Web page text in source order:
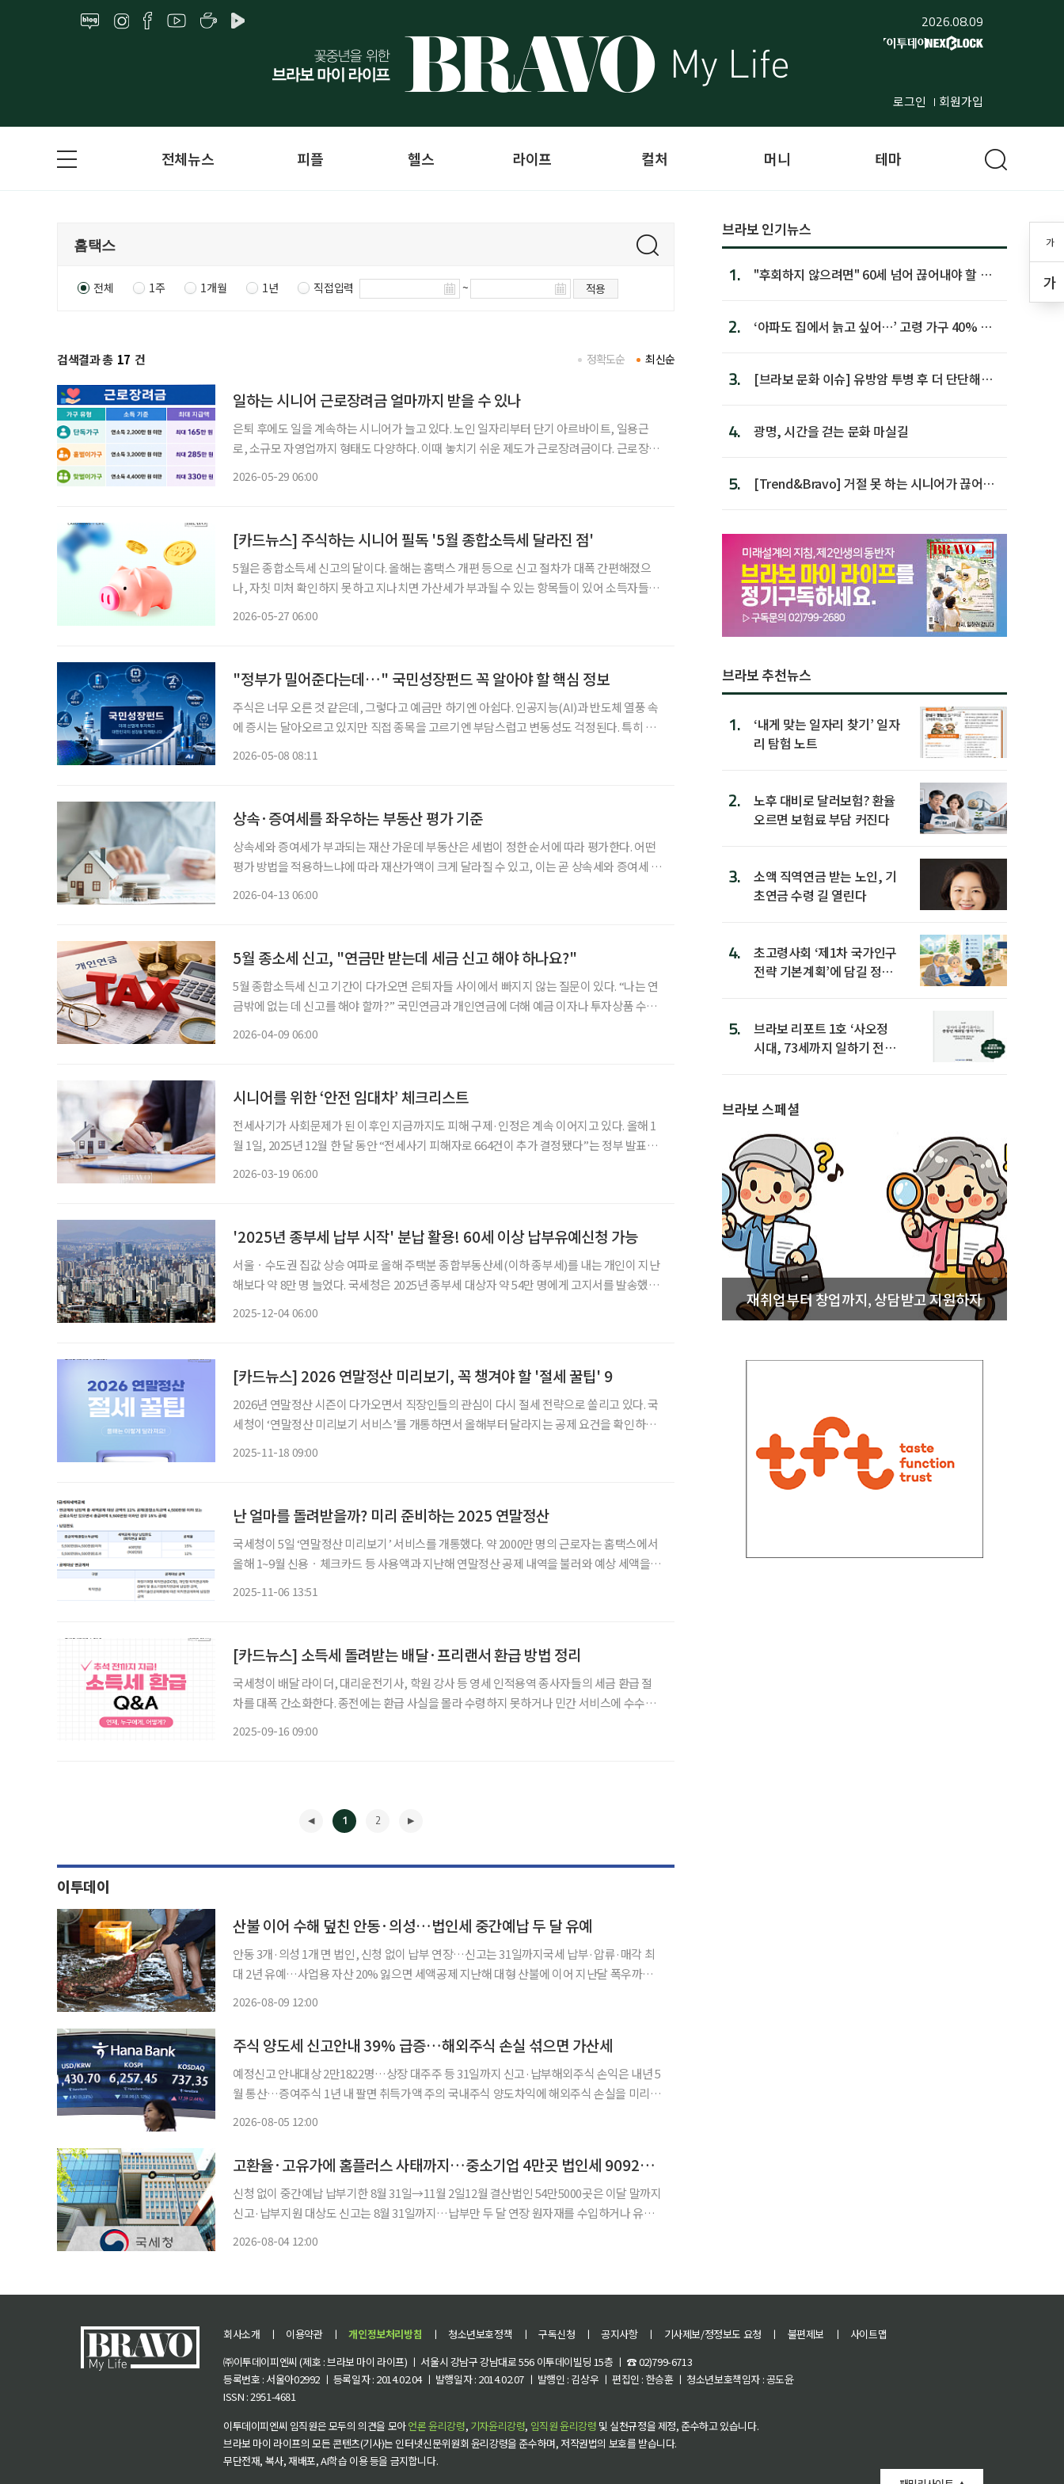
2026.08.09
로그인 회원가입
가
가
전체뉴스 피플 헬스 라이프 컬처 머니 테마
전체 1주 1개월 1년 직접입력 ~ 적용
검색결과 총 17 건 최신순
정확도순
일하는 시니어 근로장려금 얼마까지 받을 수 있나
은퇴 후에도 일을 계속하는 시니어가 늘고 있다. 노인 일자리부터 단기 아르바이트, 일용근
로, 소규모 자영업까지 형태도 다양하다. 이때 놓치기 쉬운 제도가 근로장려금이다. 근로장려
2026-05-29 06:00
[카드뉴스] 주식하는 시니어 필독 '5월 종합소득세 달라진 점'
5월은 종합소득세 신고의 달이다. 올해는 홈택스 개편 등으로 신고 절차가 대폭 간편해졌으
나, 자칫 미처 확인하지 못하고 지나치면 가산세가 부과될 수 있는 항목들이 있어 소득자들의
2026-05-27 06:00
"정부가 밀어준다는데…" 국민성장펀드 꼭 알아야 할 핵심 정보
주식은 너무 오른 것 같은데, 그렇다고 예금만 하기엔 아쉽다. 인공지능(AI)과 반도체 열풍 속
에 증시는 달아오르고 있지만 직접 종목을 고르기엔 부담스럽고 변동성도 걱정된다. 특히 은
2026-05-08 08:11
상속·증여세를 좌우하는 부동산 평가 기준
상속세와 증여세가 부과되는 재산 가운데 부동산은 세법이 정한 순서에 따라 평가한다. 어떤
평가 방법을 적용하느냐에 따라 재산가액이 크게 달라질 수 있고, 이는 곧 상속세와 증여세 부
2026-04-13 06:00
5월 종소세 신고, "연금만 받는데 세금 신고 해야 하나요?"
5월 종합소득세 신고 기간이 다가오면 은퇴자들 사이에서 빠지지 않는 질문이 있다. “나는 연
금밖에 없는 데 신고를 해야 할까?” 국민연금과 개인연금에 더해 예금 이자나 투자상품 수익
2026-04-09 06:00
시니어를 위한 ‘안전 임대차’ 체크리스트
전세사기가 사회문제가 된 이후인 지금까지도 피해 구제·인정은 계속 이어지고 있다. 올해 1
월 1일, 2025년 12월 한 달 동안 “전세사기 피해자로 664건이 추가 결정됐다”는 정부 발표가
2026-03-19 06:00
'2025년 종부세 납부 시작' 분납 활용! 60세 이상 납부유예신청 가능
서울ㆍ수도권 집값 상승 여파로 올해 주택분 종합부동산세(이하 종부세)를 내는 개인이 지난
해보다 약 8만 명 늘었다. 국세청은 2025년 종부세 대상자 약 54만 명에게 고지서를 발송했다.
2025-12-04 06:00
[카드뉴스] 2026 연말정산 미리보기, 꼭 챙겨야 할 '절세 꿀팁' 9
2026년 연말정산 시즌이 다가오면서 직장인들의 관심이 다시 절세 전략으로 쏠리고 있다. 국
세청이 ‘연말정산 미리보기 서비스’를 개통하면서 올해부터 달라지는 공제 요건을 확인하고
2025-11-18 09:00
난 얼마를 돌려받을까? 미리 준비하는 2025 연말정산
국세청이 5일 ‘연말정산 미리보기’ 서비스를 개통했다. 약 2000만 명의 근로자는 홈택스에서
올해 1~9월 신용ㆍ체크카드 등 사용액과 지난해 연말정산 공제 내역을 불러와 예상 세액을
2025-11-06 13:51
[카드뉴스] 소득세 돌려받는 배달·프리랜서 환급 방법 정리
국세청이 배달 라이더, 대리운전기사, 학원 강사 등 영세 인적용역 종사자들의 세금 환급 절
차를 대폭 간소화한다. 종전에는 환급 사실을 몰라 수령하지 못하거나 민간 서비스에 수수료
2025-09-16 09:00
1 2
이투데이
산불 이어 수해 덮친 안동·의성…법인세 중간예납 두 달 유예
안동 3개·의성 1개 면 법인, 신청 없이 납부 연장…신고는 31일까지국세 납부·압류·매각 최
대 2년 유예…사업용 자산 20% 잃으면 세액공제 지난해 대형 산불에 이어 지난달 폭우까지
2026-08-09 12:00
주식 양도세 신고안내 39% 급증…해외주식 손실 섞으면 가산세
예정신고 안내대상 2만1822명…상장 대주주 등 31일까지 신고·납부해외주식 손익은 내년 5
월 통산…증여주식 1년 내 팔면 취득가액 주의 국내주식 양도차익에 해외주식 손실을 미리 반
2026-08-05 12:00
고환율·고유가에 홈플러스 사태까지…중소기업 4만곳 법인세 9092억 미룬다
신청 없이 중간예납 납부기한 8월 31일→11월 2일12월 결산법인 54만5000곳은 이달 말까지
신고·납부지원 대상도 신고는 8월 31일까지…납부만 두 달 연장 원자재를 수입하거나 유류
2026-08-04 12:00
브라보 인기뉴스
1.
"후회하지 않으려면" 60세 넘어 끊어내야 할 사
2.
‘아파도 집에서 늙고 싶어…’ 고령 가구 40% 노
3.
[브라보 문화 이슈] 유방암 투병 후 더 단단해진
4. 광명, 시간을 걷는 문화 마실길
5.
[Trend&Bravo] 거절 못 하는 시니어가 끊어야
브라보 추천뉴스
1.
‘내게 맞는 일자리 찾기’ 일자
리 탐험 노트
2.
노후 대비로 달러보험? 환율
오르면 보험료 부담 커진다
3.
소액 직역연금 받는 노인, 기
초연금 수령 길 열린다
4.
초고령사회 ‘제1차 국가인구
전략 기본계획’에 담길 정책
5.
브라보 리포트 1호 ‘사오정
시대, 73세까지 일하기 전략’
브라보 스페셜
재취업부터 창업까지, 상담받고 지원하자
회사소개 ㅣ 이용약관 ㅣ 개인정보처리방침 ㅣ 청소년보호정책 ㅣ 구독신청 ㅣ 공지사항 ㅣ 기사제보/정정보도 요청 ㅣ 불편제보 ㅣ
사이트맵
㈜이투데이피엔씨 (제호 : 브라보 마이 라이프) ㅣ 서울시 강남구 강남대로 556 이투데이빌딩 15층 ㅣ ☎ 02)799-6713
등록번호 : 서울아02992 ㅣ 등록일자 : 2014.02.04 ㅣ 발행일자 : 2014.02.07 ㅣ 발행인 : 김상우 ㅣ 편집인 : 한승훈 ㅣ 청소년보호책임자 : 공도윤
ISSN : 2951-4681
이투데이피엔씨 임직원은 모두의 의견을 모아언론 윤리강령, 기자윤리강령, 임직원 윤리강령 및 실천규정을 제정, 준수하고 있습니다.
브라보 마이 라이프의 모든 콘텐츠(기사)는 인터넷신문위원회 윤리강령을 준수하며, 저작권법의 보호를 받습니다.
무단전재, 복사, 재배포, AI학습 이용 등을 금지합니다.